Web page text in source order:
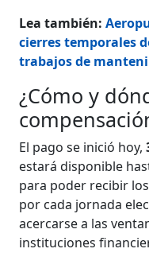
Lea también:
cierres temporales
trabajos de
¿Cómo y
El pago se inició hoy,
estará disponible
para poder recibir
por cada jornada
acercarse a las
instituciones